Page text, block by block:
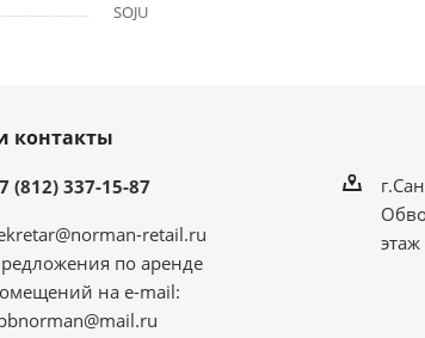
SOJU
контакты
(812) 337-15-87
retail.ru
по аренде
на e-mail:
этаж